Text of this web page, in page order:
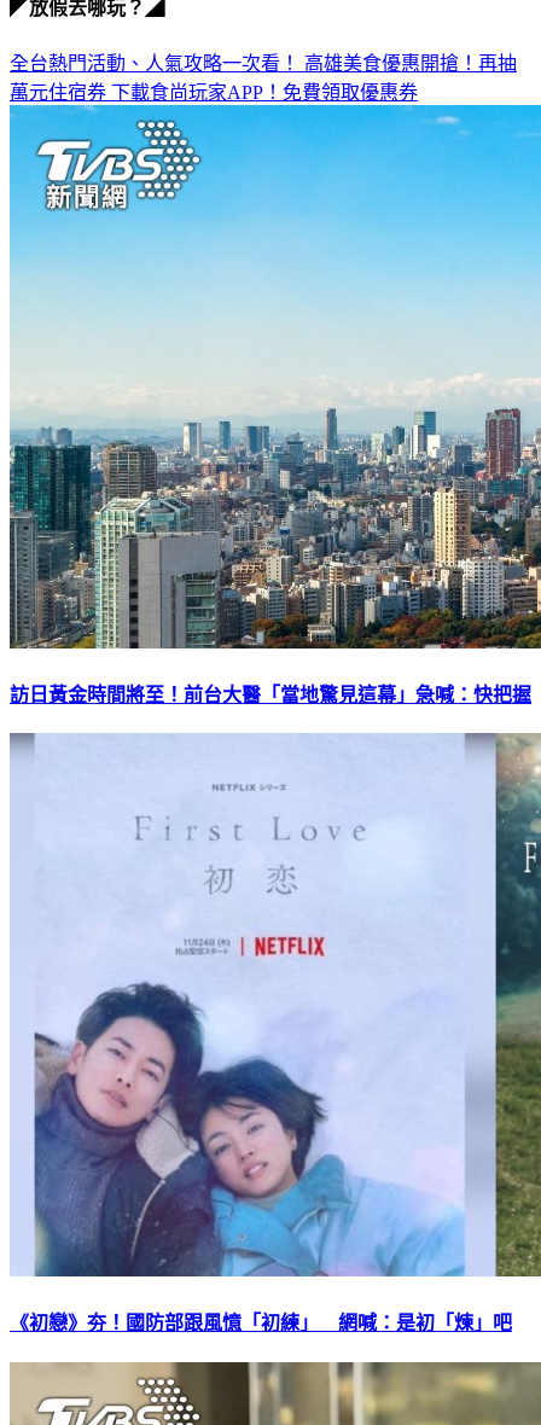
◤放假去哪玩？◢
全台熱門活動、人氣攻略一次看！ 高雄美食優惠開搶！再抽
萬元住宿券 下載食尚玩家APP！免費領取優惠券
訪日黃金時間將至！前台大醫「當地驚見這幕」急喊：快把握
《初戀》夯！國防部跟風憶「初練」 網喊：是初「煉」吧